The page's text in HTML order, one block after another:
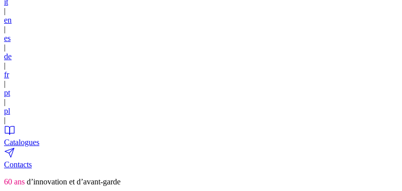
it
|
en
|
es
|
de
|
fr
|
pt
|
pl
|
Catalogues
Contacts
60 ans d’innovation et d’avant-garde